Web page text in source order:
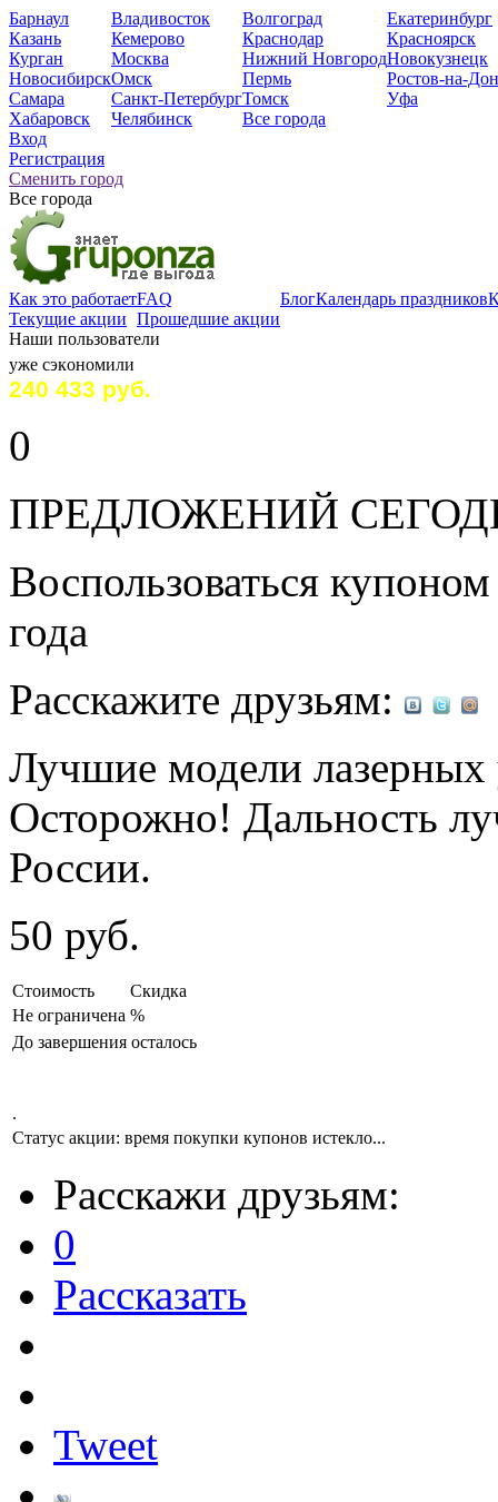
Барнаул Владивосток Волгоград
Екатеринбург
Казань
Кемерово Краснодар
Красноярск
Курган
Москва Нижний НовгородНовокузнецк
НовосибирскОмск Пермь
Ростов-на-
Самара
Санкт-ПетербургТомск
Уфа
Хабаровск
Челябинск
Все города
Вход
Регистрация
Сменить город
Все города
Как это работаетFAQ БлогКалендарь праздников
Текущие акции Прошедшие акции
Наши пользователи
уже сэкoномили
240 433 руб.
0
ПРЕДЛОЖЕНИЙ
Воспользоваться
года
Расскажите друзьям:
Лучшие модели лазерных
Осторожно! Дальность
России.
50 руб.
Стоимость
Скидка
Не ограничена %
До завершения осталось
.
Статус акции: время покупки купонов истекло...
Расскажи друзьям:
0
Рассказать
Tweet